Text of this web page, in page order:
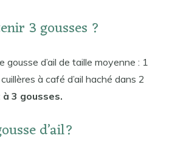
3 gousses ?
d’ail de taille moyenne : 1
à café d’ail haché dans 2
à 3 gousses.
d’ail?